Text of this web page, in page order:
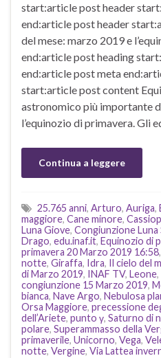
start:article post header
end:article post header
del mese: marzo 2019 e
end:article post heading
end:article post meta
start:article post content
astronomico più importante
l’equinozio di primavera. Gli
Continua a leggere
25.765 anni, Arturo, Auriga,
maggiore, Cane minore,
Luna Giove, Congiunzione
Drago, edu.inaf.it, Equinozio di
primavera 20 Marzo 2019 16:58,
notte, Giraffa, Idra, Il cielo del
di Marzo 2019, INAF TV, Leone,
congiunzione 15 Marzo 2019,
bianca, Nave Argo, Nebulosa
Orsa Maggiore, precessione
dell’Ariete, punto γ, Saturno di
polare, Superammasso della
primaverile, Unicorno, Vega,
notte, Vergine, Via Lattea